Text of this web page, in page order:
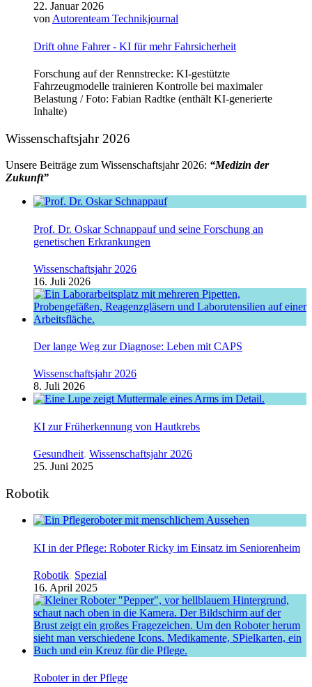
22. Januar 2026
von Autorenteam Technikjournal
Drift ohne Fahrer - KI für mehr Fahrsicherheit
Forschung auf der Rennstrecke: KI-gestützte
Fahrzeugmodelle trainieren Kontrolle bei maximaler
Belastung / Foto: Fabian Radtke (enthält KI-generierte
Inhalte)
Wissenschaftsjahr 2026
Unsere Beiträge zum Wissenschaftsjahr 2026: “Medizin der
Zukunft”
Prof. Dr. Oskar Schnappauf und seine Forschung an
genetischen Erkrankungen
Wissenschaftsjahr 2026
16. Juli 2026
Der lange Weg zur Diagnose: Leben mit CAPS
Wissenschaftsjahr 2026
8. Juli 2026
KI zur Früherkennung von Hautkrebs
Gesundheit, Wissenschaftsjahr 2026
25. Juni 2025
Robotik
KI in der Pflege: Roboter Ricky im Einsatz im Seniorenheim
Robotik, Spezial
16. April 2025
Roboter in der Pflege